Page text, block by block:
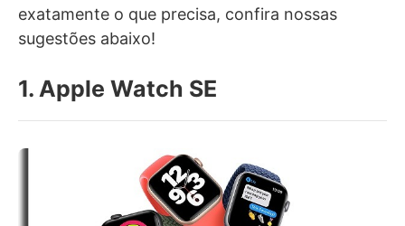
exatamente o que precisa, confira nossas
sugestões abaixo!
1. Apple Watch SE